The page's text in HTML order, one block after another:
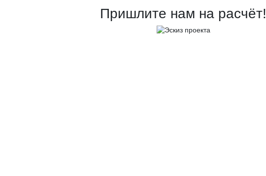
Пришлите нам на расчёт!